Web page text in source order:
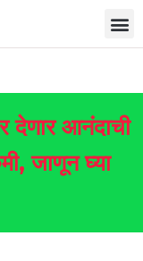
देणार आनंदाची
जाणून घ्या